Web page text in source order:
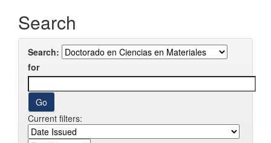
Search
Search:
for
Current filters: